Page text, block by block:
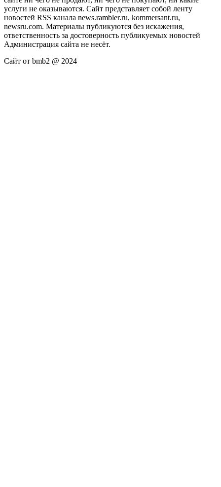
услуги не оказываются. Сайт представляет собой ленту
новостей RSS канала news.rambler.ru, kommersant.ru,
newsru.com. Материалы публикуются без искажения,
ответственность за достоверность публикуемых новостей
Администрация сайта не несёт.
Сайт от bmb2 @ 2024